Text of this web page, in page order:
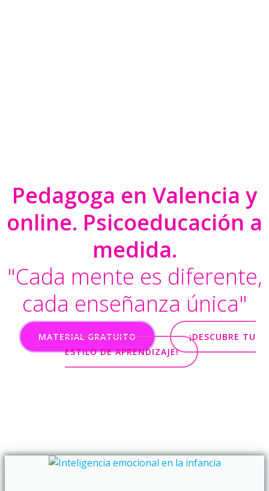
Pedagoga en Valencia y
online. Psicoeducación a
medida.
"Cada mente es diferente,
cada enseñanza única"
MATERIAL GRATUITO
¡DESCUBRE TU
ESTILO DE APRENDIZAJE!